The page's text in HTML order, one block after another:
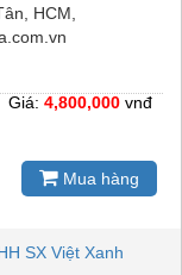
HCM,
Giá: 4,800,000 vnđ
Mua hàng
SX Việt Xanh